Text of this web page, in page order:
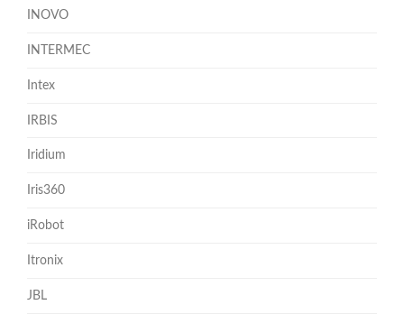
INOVO
INTERMEC
Intex
IRBIS
Iridium
Iris360
iRobot
Itronix
JBL